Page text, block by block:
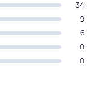
34
9
6
0
0